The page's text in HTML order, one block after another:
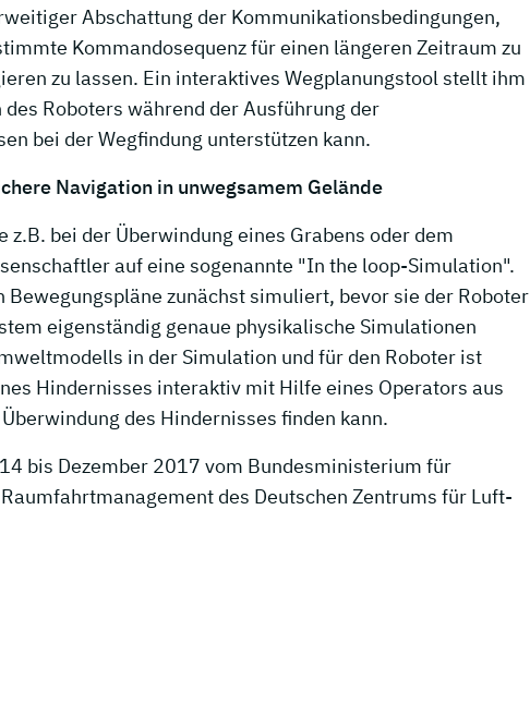
Abschattung der Kommunikationsbedingungen,
Kommandosequenz für einen längeren Zeitraum zu
zu lassen. Ein interaktives Wegplanungstool stellt ihm
Roboters während der Ausführung der
bei der Wegfindung unterstützen kann.
Navigation in unwegsamem Gelände
bei der Überwindung eines Grabens oder dem
auf eine sogenannte "In the loop-Simulation".
zunächst simuliert, bevor sie der Roboter
eigenständig genaue physikalische Simulationen
in der Simulation und für den Roboter ist
Hindernisses interaktiv mit Hilfe eines Operators aus
des Hindernisses finden kann.
bis Dezember 2017 vom Bundesministerium für
des Deutschen Zentrums für Luft-